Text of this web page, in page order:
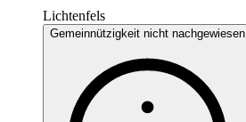
Lichtenfels
Gemeinnützigkeit nicht nachgewiesen